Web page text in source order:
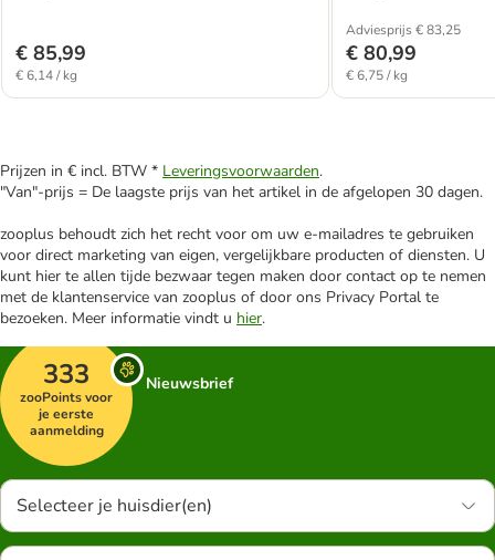
€ 85,99
€ 6,14 / kg
Adviesprijs € 83,25
€ 80,99
€ 6,75 / kg
Prijzen in € incl. BTW * Leveringsvoorwaarden.
"Van"-prijs = De laagste prijs van het artikel in de afgelopen 30 dagen.
zooplus behoudt zich het recht voor om uw e-mailadres te gebruiken
voor direct marketing van eigen, vergelijkbare producten of diensten. U
kunt hier te allen tijde bezwaar tegen maken door contact op te nemen
met de klantenservice van zooplus of door ons Privacy Portal te
bezoeken. Meer informatie vindt u hier.
333
zooPoints voor
je eerste
aanmelding
Nieuwsbrief
Selecteer je huisdier(en)